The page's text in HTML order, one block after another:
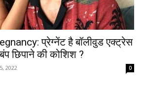
प्रेग्नेंट है बॉलीवुड एक्ट्रेस
छिपाने की कोशिश ?
2022 0